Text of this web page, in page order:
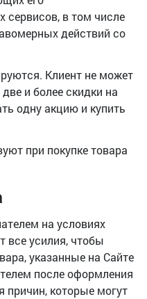
сервисов, в том числе
действий со
Клиент не может
и более скидки на
одну акцию и купить
при покупке товара
на условиях
все усилия, чтобы
указанные на Сайте
после оформления
причин, которые могут